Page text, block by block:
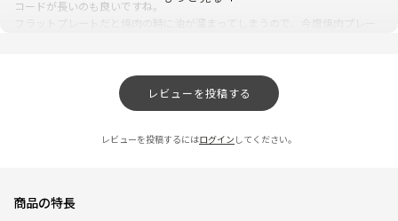
コードが長いのも良いですね。
ても買いたいと思ってます。
投稿者
ZOJIRUSHIオーナーサービス会員
ニックネーム：mimizu さん
レビューを投稿する
レビューを投稿するにはログイン してください。
商品の特長